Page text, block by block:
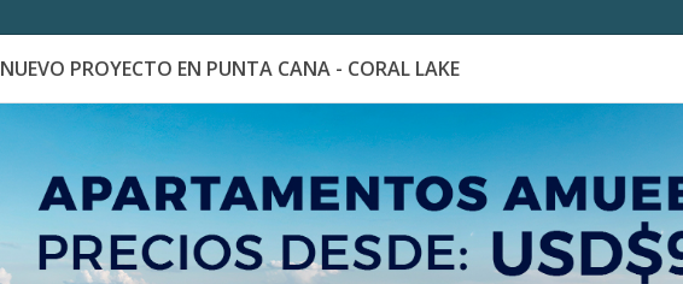
Explora Propiedades Catálogo de Proyectos Guía de inversión
NUEVO PROYECTO EN PUNTA CANA - CORAL LAKE